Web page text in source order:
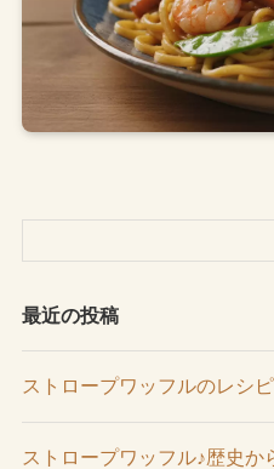
最近の投稿
ストロープワッフルのレシ
ストロープワッフル♪歴史